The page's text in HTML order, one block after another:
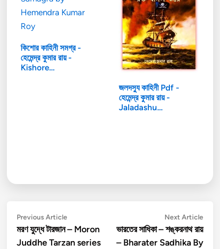
কিশোর কাহিনী সমগ্র -
হেমেন্দ্র কুমার রায় -
Kishore…
জলদস্যু কাহিনী Pdf -
হেমেন্দ্র কুমার রায় -
Jaladashu…
Post
navigation
Previous ArticlePrevious
article:
মরণ যুদ্ধে টারজান – Moron
Juddhe Tarzan series
Next ArticleNext
ভারতের সাধিকা – শঙ্করনাথ রায়
– Bharater Sadhika By